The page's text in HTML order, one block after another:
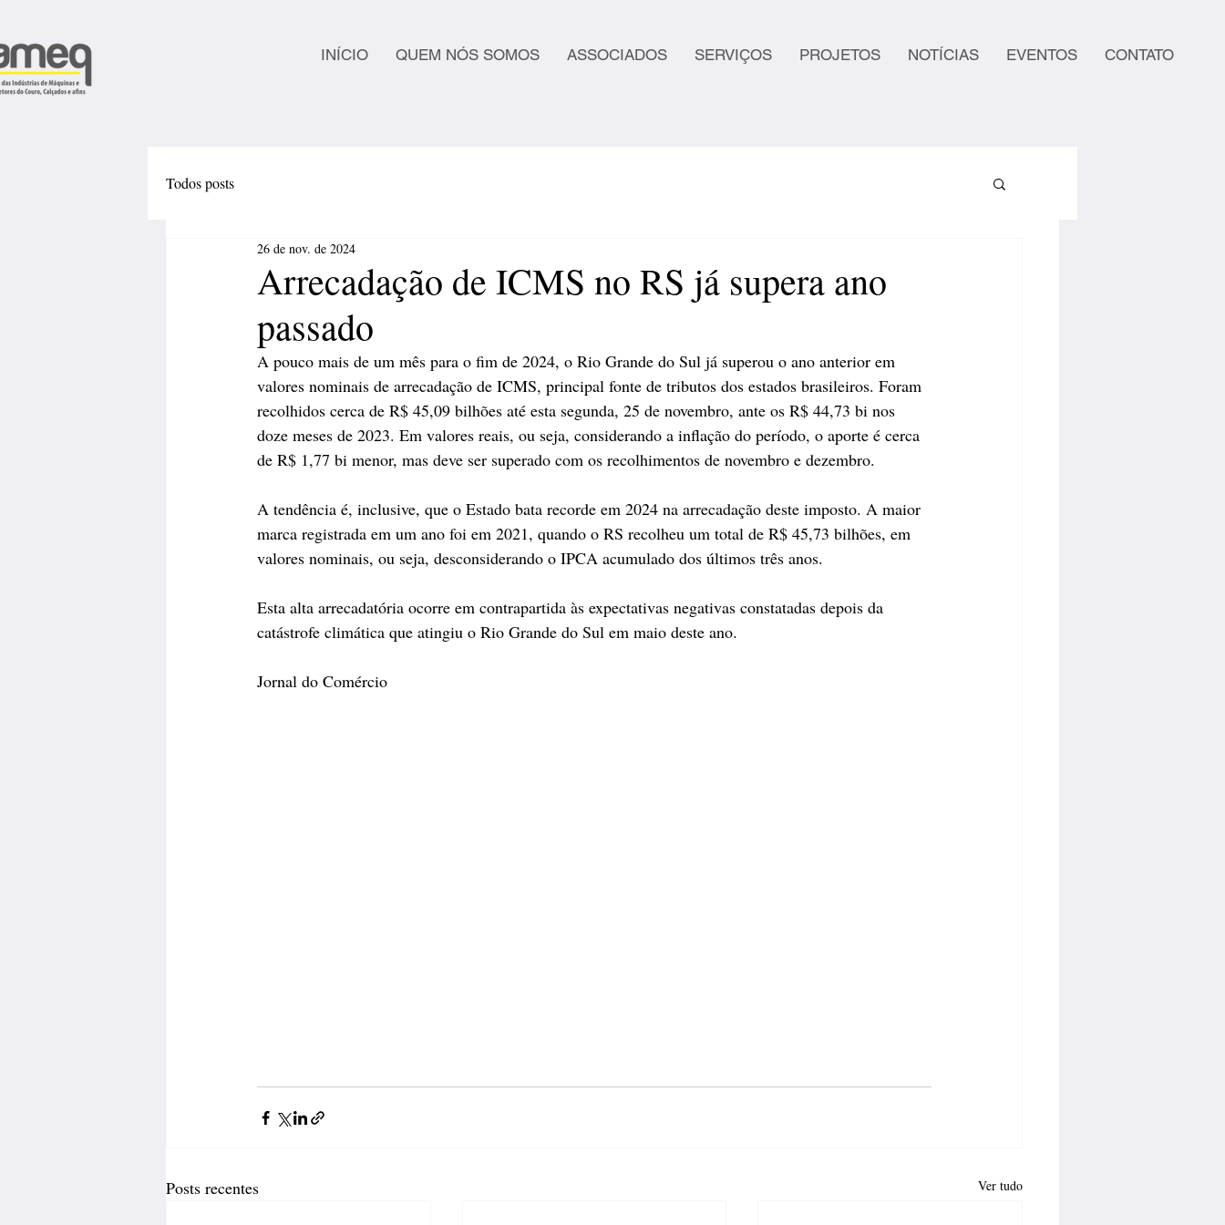
INÍCIO QUEM NÓS SOMOS ASSOCIADOS SERVIÇOS PROJETOS NOTÍCIAS EVENTOS CONTATO
Todos posts
Arrecadação de ICMS no RS já supera ano
passado
26 de nov. de 2024
A pouco mais de um mês para o fim de 2024, o Rio Grande do Sul já superou o ano anterior em
valores nominais de arrecadação de ICMS, principal fonte de tributos dos estados brasileiros. Foram
recolhidos cerca de R$ 45,09 bilhões até esta segunda, 25 de novembro, ante os R$ 44,73 bi nos
doze meses de 2023. Em valores reais, ou seja, considerando a inflação do período, o aporte é cerca
de R$ 1,77 bi menor, mas deve ser superado com os recolhimentos de novembro e dezembro.
A tendência é, inclusive, que o Estado bata recorde em 2024 na arrecadação deste imposto. A maior
marca registrada em um ano foi em 2021, quando o RS recolheu um total de R$ 45,73 bilhões, em
valores nominais, ou seja, desconsiderando o IPCA acumulado dos últimos três anos.
Esta alta arrecadatória ocorre em contrapartida às expectativas negativas constatadas depois da
catástrofe climática que atingiu o Rio Grande do Sul em maio deste ano.
Jornal do Comércio
Posts recentes Ver tudo